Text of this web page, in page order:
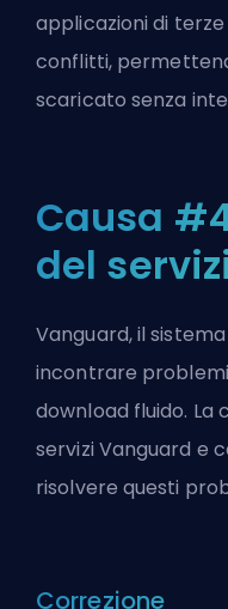
applicazioni di
conflitti,
scaricato senza
Causa
del
Vanguard, il
incontrare
download fluido. La
servizi Vanguard e
risolvere questi
Correzione